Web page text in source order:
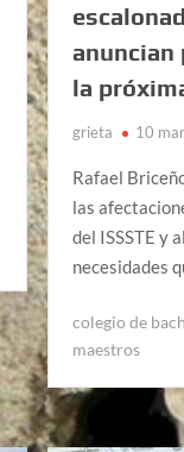
anuncian
la
grieta 10
Rafael
las
del ISSSTE y
necesidades
colegio de
maestros